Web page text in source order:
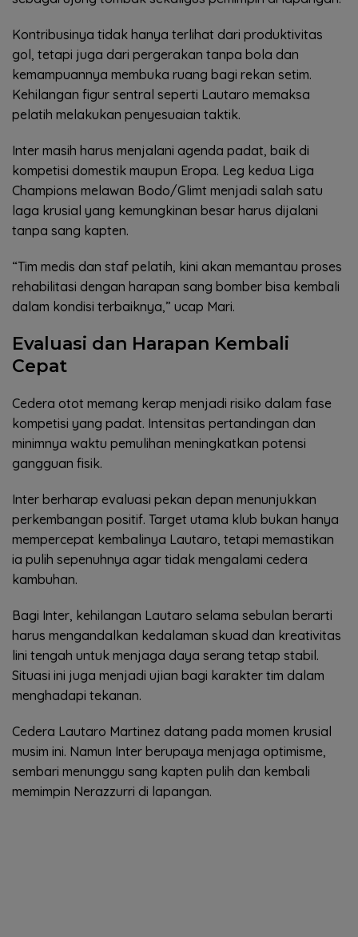
Kontribusinya tidak hanya terlihat dari produktivitas
gol, tetapi juga dari pergerakan tanpa bola dan
kemampuannya membuka ruang bagi rekan setim.
Kehilangan figur sentral seperti Lautaro memaksa
pelatih melakukan penyesuaian taktik.
Inter masih harus menjalani agenda padat, baik di
kompetisi domestik maupun Eropa. Leg kedua Liga
Champions melawan Bodo/Glimt menjadi salah satu
laga krusial yang kemungkinan besar harus dijalani
tanpa sang kapten.
“Tim medis dan staf pelatih, kini akan memantau proses
rehabilitasi dengan harapan sang bomber bisa kembali
dalam kondisi terbaiknya,” ucap Mari.
Evaluasi dan Harapan Kembali
Cepat
Cedera otot memang kerap menjadi risiko dalam fase
kompetisi yang padat. Intensitas pertandingan dan
minimnya waktu pemulihan meningkatkan potensi
gangguan fisik.
Inter berharap evaluasi pekan depan menunjukkan
perkembangan positif. Target utama klub bukan hanya
mempercepat kembalinya Lautaro, tetapi memastikan
ia pulih sepenuhnya agar tidak mengalami cedera
kambuhan.
Bagi Inter, kehilangan Lautaro selama sebulan berarti
harus mengandalkan kedalaman skuad dan kreativitas
lini tengah untuk menjaga daya serang tetap stabil.
Situasi ini juga menjadi ujian bagi karakter tim dalam
menghadapi tekanan.
Cedera Lautaro Martinez datang pada momen krusial
musim ini. Namun Inter berupaya menjaga optimisme,
sembari menunggu sang kapten pulih dan kembali
memimpin Nerazzurri di lapangan.